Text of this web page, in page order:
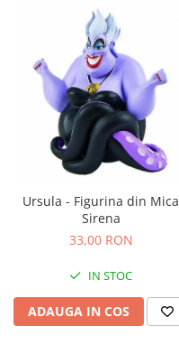
Bucatarii pentru copii
Banc de lucru pentru copii
Papusi de mana
Casa de papusi
Bormasina magica
Costum Halloween Copii
Papusi si Bebelusi Reborn
Animale de jucarie
Jucarii cu Dinozauri
Figurine plus
Figurine
Jucarii Montessori
Ursula - Figurina din Mica
Sirena
33,00 RON
IN STOC
ADAUGA IN COS